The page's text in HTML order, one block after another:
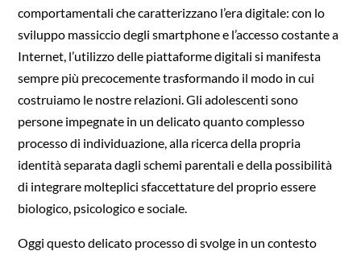
comportamentali che caratterizzano l’era digitale: con lo
sviluppo massiccio degli smartphone e l’accesso costante a
Internet, l’utilizzo delle piattaforme digitali si manifesta
sempre più precocemente trasformando il modo in cui
costruiamo le nostre relazioni. Gli adolescenti sono
persone impegnate in un delicato quanto complesso
processo di individuazione, alla ricerca della propria
identità separata dagli schemi parentali e della possibilità
di integrare molteplici sfaccettature del proprio essere
biologico, psicologico e sociale.
Oggi questo delicato processo di svolge in un contesto